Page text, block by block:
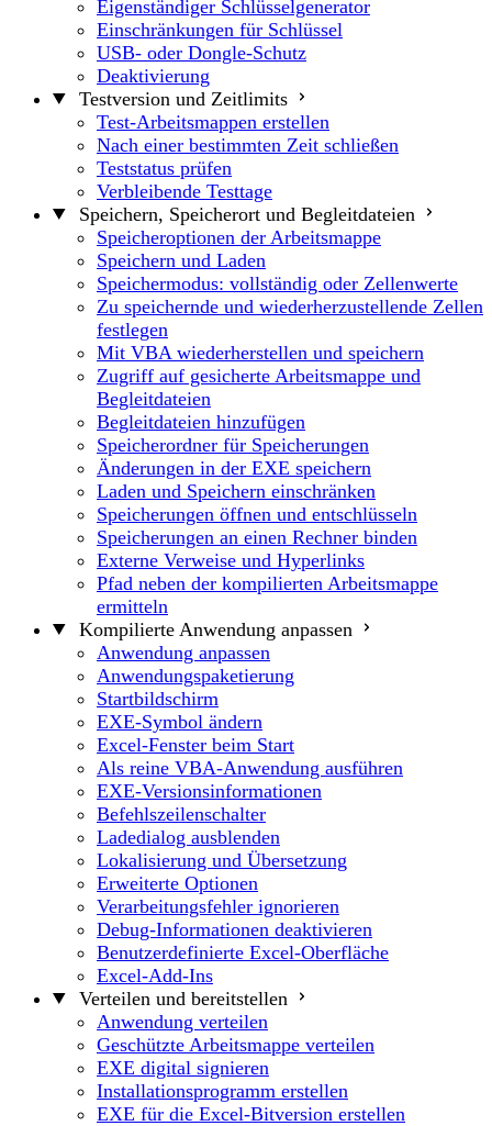
Eigenständiger Schlüsselgenerator
Einschränkungen für Schlüssel
USB- oder Dongle-Schutz
Deaktivierung
Testversion und Zeitlimits
Test-Arbeitsmappen erstellen
Nach einer bestimmten Zeit schließen
Teststatus prüfen
Verbleibende Testtage
Speichern, Speicherort und Begleitdateien
Speicheroptionen der Arbeitsmappe
Speichern und Laden
Speichermodus: vollständig oder Zellenwerte
Zu speichernde und wiederherzustellende Zellen
festlegen
Mit VBA wiederherstellen und speichern
Zugriff auf gesicherte Arbeitsmappe und
Begleitdateien
Begleitdateien hinzufügen
Speicherordner für Speicherungen
Änderungen in der EXE speichern
Laden und Speichern einschränken
Speicherungen öffnen und entschlüsseln
Speicherungen an einen Rechner binden
Externe Verweise und Hyperlinks
Pfad neben der kompilierten Arbeitsmappe
ermitteln
Kompilierte Anwendung anpassen
Anwendung anpassen
Anwendungspaketierung
Startbildschirm
EXE-Symbol ändern
Excel-Fenster beim Start
Als reine VBA-Anwendung ausführen
EXE-Versionsinformationen
Befehlszeilenschalter
Ladedialog ausblenden
Lokalisierung und Übersetzung
Erweiterte Optionen
Verarbeitungsfehler ignorieren
Debug-Informationen deaktivieren
Benutzerdefinierte Excel-Oberfläche
Excel-Add-Ins
Verteilen und bereitstellen
Anwendung verteilen
Geschützte Arbeitsmappe verteilen
EXE digital signieren
Installationsprogramm erstellen
EXE für die Excel-Bitversion erstellen